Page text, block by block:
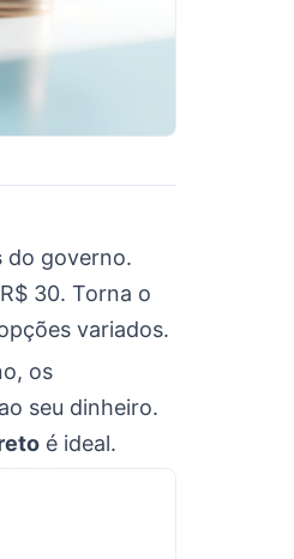
do governo.
30. Torna o
variados.
os
seu dinheiro.
é ideal.